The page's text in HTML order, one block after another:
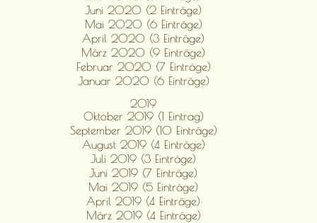
Juni 2020 (2 Einträge)
Mai 2020 (6 Einträge)
April 2020 (3 Einträge)
März 2020 (9 Einträge)
Februar 2020 (7 Einträge)
Januar 2020 (6 Einträge)
2019
Oktober 2019 (1 Eintrag)
September 2019 (10 Einträge)
August 2019 (4 Einträge)
Juli 2019 (3 Einträge)
Juni 2019 (7 Einträge)
Mai 2019 (5 Einträge)
April 2019 (4 Einträge)
März 2019 (4 Einträge)